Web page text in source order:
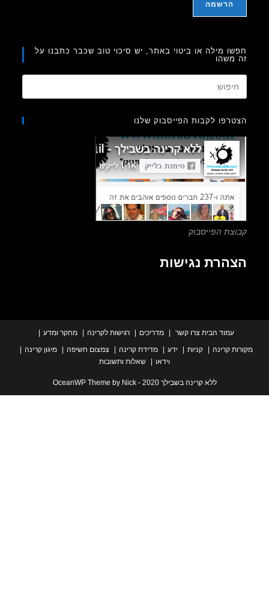
מילה או ביטוי באתר, יש סיכוי טוב שכבר כתבנו על
Escape
לקבות הפייסבוק שלנו
הפייסבוק
נגישות
עמוד הבית צרו קשר מדריכים רגישות לקרינה
מחקר ומדע
קרינה
קניות ידע מדידת קרינה צמצום חשיפה
מיגון קרינה
שאלות ותשובות
ללא קרינה בשבילך 2020 - OceanWP Theme by Nick